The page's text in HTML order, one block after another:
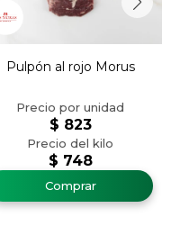
Pulpón al rojo Morus
$ 748
$ 823